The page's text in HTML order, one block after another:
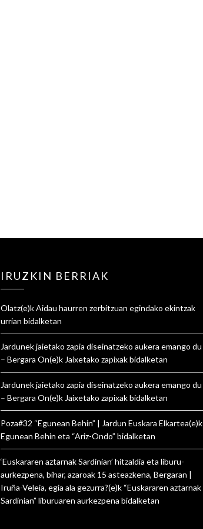
IRUZKIN BERRIAK
Olatz(e)kAidau haurren zerbitzuan egindako ekintzak
urrian bidalketan
Jardunek jaietako zapia diseinatzeko aukera emango du
– Bergara On(e)k Jaixetako zapixakbidalketan
Jardunek jaietako zapia diseinatzeko aukera emango du
– Bergara On(e)k Jaixetako zapixakbidalketan
Poza#32 “Egunean Behin” | Jardun Euskara Elkartea(e)k
Egunean Behin eta “Ariz-Ondo” bidalketan
‘Euskararen aztarnak Sardinian’ hitzaldia eta liburu-
aurkezpena, bihar, azaroak 15 asteazkena, Bergaran |
Iruña-Veleia, egia ala gezurra?(e)k “Euskararen aztarnak
Sardinian” liburuaren aurkezpena bidalketan